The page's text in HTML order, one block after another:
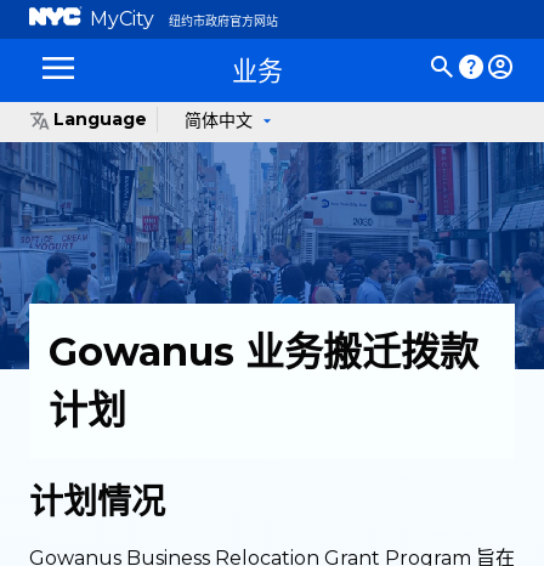
MyCity 纽约市政府官方网站
业务
Language 简体中文
Gowanus 业务搬迁拨款
计划
计划情况
Gowanus Business Relocation Grant Program 旨在